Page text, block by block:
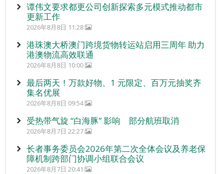
谭伟文要求都更公司创新探索多元模式推动都市
更新工作
2026年8月8日 11:28
港珠澳大桥澳门跨境货物转运站启用三周年 助力
港澳物流高效联通
2026年8月8日 10:00
最后两天！万款好物、1 元限定、百万元抽奖齐
集名优展
2026年8月8日 09:54
受热带气旋 “白海豚” 影响 部分航班取消
2026年8月7日 22:27
长者事务委员会2026年第二次全体会议及养老保
障机制跨部门协调小组联合会议
2026年8月7日 20:41